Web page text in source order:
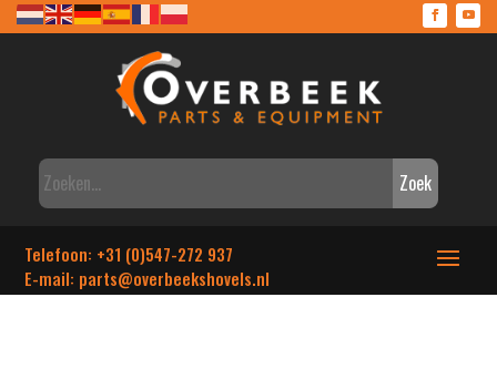
Zoek
Telefoon: +31 (0)547-272 937
E-mail: parts@overbeekshovels.nl